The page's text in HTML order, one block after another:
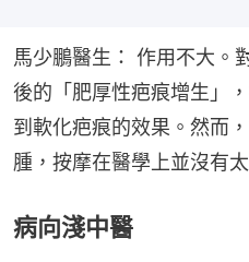
馬少鵬醫生： 作用不大。
後的「肥厚性疤痕增生」
到軟化疤痕的效果。然而
腫，按摩在醫學上並沒有
病向淺中醫